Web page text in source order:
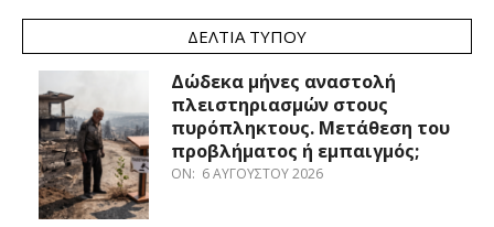
ΔΕΛΤΊΑ ΤΎΠΟΥ
Δώδεκα μήνες αναστολή
πλειστηριασμών στους
πυρόπληκτους. Μετάθεση του
προβλήματος ή εμπαιγμός;
ON: 6 ΑΥΓΟΎΣΤΟΥ 2026